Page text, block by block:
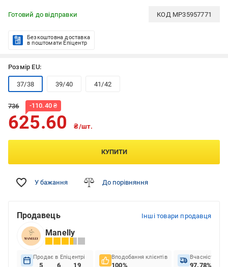
Готовий до відправки КОД MP35957771
Безкоштовна доставка
в поштомати Епіцентр
Розмір EU:
37/38 39/40 41/42
736 -110.40 ₴
625.60 ₴/шт.
КУПИТИ
У бажання До порівняння
Продавець Інші товари продавця
Manelly
Продає в Епіцентрі
5 6 19
Вподобання клієнтів
100%
Вчасність
97.78%